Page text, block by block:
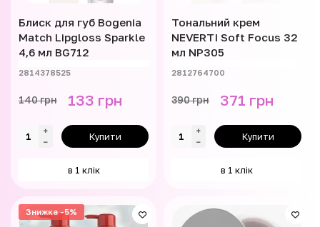
Блиск для губ Bogenia
Match Lipgloss Sparkle
4,6 мл BG712
2814378525
140 грн 133 грн
Купити
в 1 клік
Тональний крем
NEVERTI Soft Focus 32
мл NP305
2812764700
390 грн 371 грн
Купити
в 1 клік
Знижка -5%